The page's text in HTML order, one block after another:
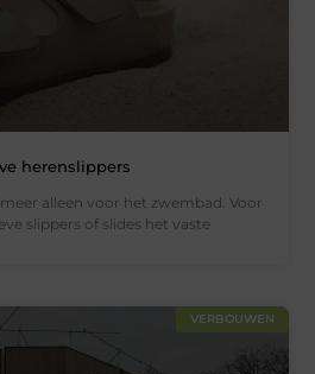
herenslippers
alleen voor het zwembad. Voor
slippers of slides het vaste
VERBOUWEN